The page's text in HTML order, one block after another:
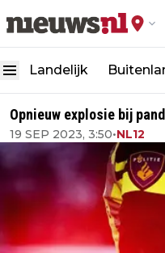
Landelijk
Opnieuw explosie bij
19 SEP 2023, 3:50•NL12